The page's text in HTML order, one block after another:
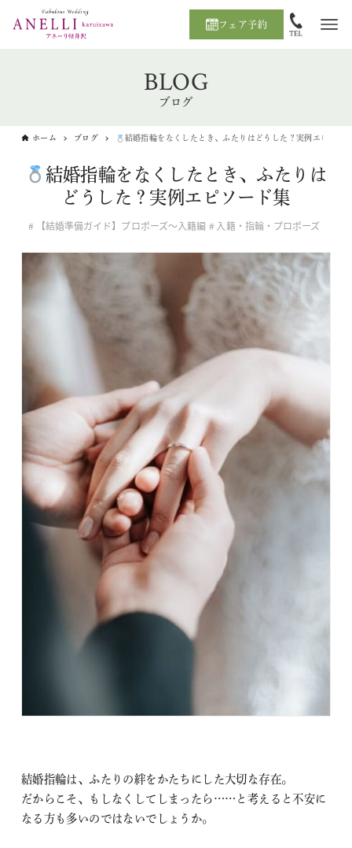
フェア予約
BLOG
ブログ
ホーム ブログ 結婚指輪をなくしたとき、ふたりはどうした？実例エピソー
結婚指輪をなくしたとき、ふたりは
どうした？実例エピソード集
【結婚準備ガイド】プロポーズ〜入籍編 入籍・指輪・プロポーズ
結婚指輪は、ふたりの絆をかたちにした大切な存在。
だからこそ、もしなくしてしまったら……と考えると不安に
なる方も多いのではないでしょうか。